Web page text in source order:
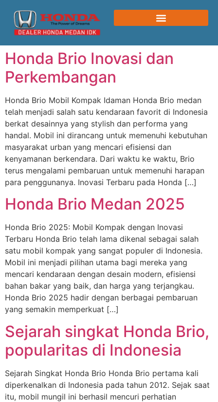
Honda Brio Inovasi dan
Perkembangan
Honda Brio Mobil Kompak Idaman Honda Brio medan
telah menjadi salah satu kendaraan favorit di Indonesia
berkat desainnya yang stylish dan performa yang
handal. Mobil ini dirancang untuk memenuhi kebutuhan
masyarakat urban yang mencari efisiensi dan
kenyamanan berkendara. Dari waktu ke waktu, Brio
terus mengalami pembaruan untuk memenuhi harapan
para penggunanya. Inovasi Terbaru pada Honda […]
Honda Brio Medan 2025
Honda Brio 2025: Mobil Kompak dengan Inovasi
Terbaru Honda Brio telah lama dikenal sebagai salah
satu mobil kompak yang sangat populer di Indonesia.
Mobil ini menjadi pilihan utama bagi mereka yang
mencari kendaraan dengan desain modern, efisiensi
bahan bakar yang baik, dan harga yang terjangkau.
Honda Brio 2025 hadir dengan berbagai pembaruan
yang semakin memperkuat […]
Sejarah singkat Honda Brio,
popularitas di Indonesia
Sejarah Singkat Honda Brio Honda Brio pertama kali
diperkenalkan di Indonesia pada tahun 2012. Sejak saat
itu, mobil mungil ini berhasil mencuri perhatian